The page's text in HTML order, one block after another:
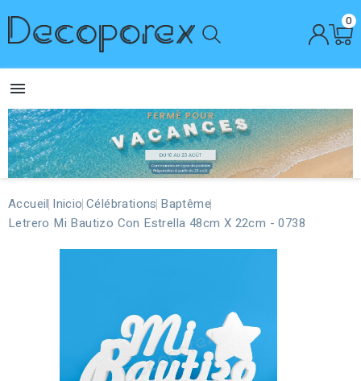
0

Accueil Inicio Célébrations Baptême
Letrero Mi Bautizo Con Estrella 48cm X 22cm - 0738